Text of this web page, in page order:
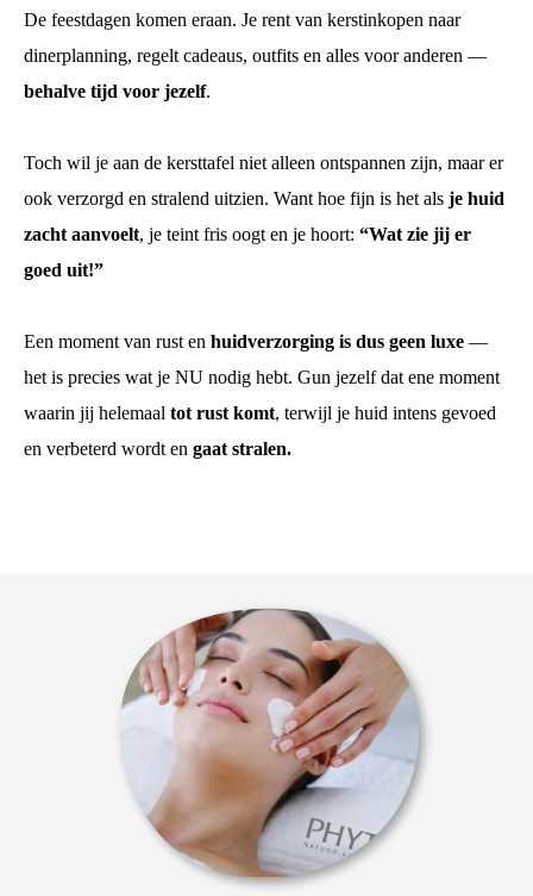
De feestdagen komen eraan. Je rent van kerstinkopen naar
dinerplanning, regelt cadeaus, outfits en alles voor anderen —
behalve tijd voor jezelf.
Toch wil je aan de kersttafel niet alleen ontspannen zijn, maar er
ook verzorgd en stralend uitzien. Want hoe fijn is het als je huid
zacht aanvoelt, je teint fris oogt en je hoort: “Wat zie jij er
goed uit!”
Een moment van rust en huidverzorging is dus geen luxe —
het is precies wat je NU nodig hebt. Gun jezelf dat ene moment
waarin jij helemaal tot rust komt, terwijl je huid intens gevoed
en verbeterd wordt en gaat stralen.
te
de
Hierdoor